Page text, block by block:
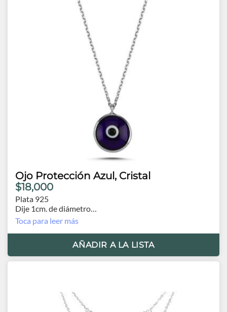
Ojo Protección Azul, Cristal
$18,000
Plata 925
Dije 1cm. de diámetro
Cadena 41cm y extensión de 3.0cm.
Toca para leer más
AÑADIR A LA LISTA